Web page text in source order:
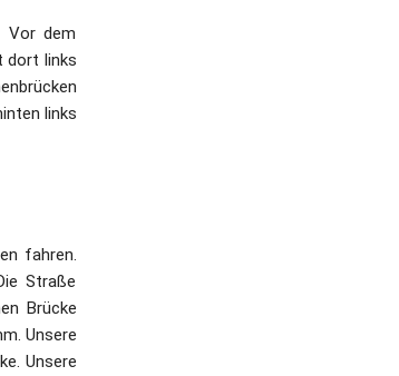
Vor dem
dort links
links
fahren.
Straße
Brücke
Unsere
Unsere